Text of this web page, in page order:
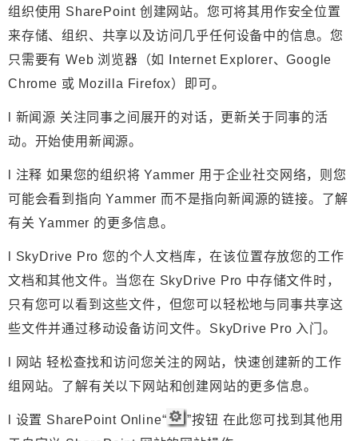
组织使用 SharePoint 创建网站。您可将其用作安全位置
来存储、组织、共享以及访问几乎任何设备中的信息。您
只需要有 Web 浏览器（如 Internet Explorer、Google
Chrome 或 Mozilla Firefox）即可。
新闻源 关注同事之间展开的对话，更新关于同事的活
动。开始使用新闻源。
注释 如果您的组织将 Yammer 用于企业社交网络，则您
可能会看到指向 Yammer 而不是指向新闻源的链接。了解
有关 Yammer 的更多信息。
SkyDrive Pro 您的个人文档库，在该位置存放您的工作
文档和其他文件。当您在 SkyDrive Pro 中存储文件时，
只有您可以看到这些文件，但您可以轻松地与同事共享这
些文件并通过移动设备访问文件。SkyDrive Pro 入门。
网站 轻松查找和访问您关注的网站，快速创建新的工作
组网站。了解有关以下网站和创建网站的更多信息。
设置 SharePoint Online“
”按钮 在此您可找到其他用